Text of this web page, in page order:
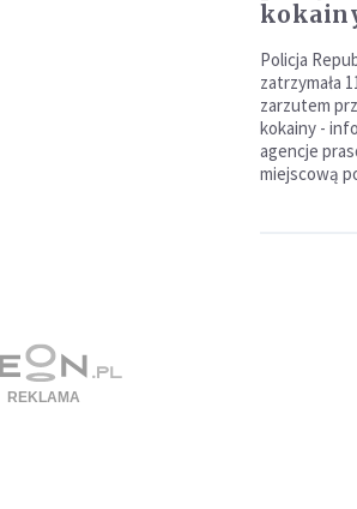
Policja
zatrzymała
zarzutem
kokainy -
agencje
miejscową